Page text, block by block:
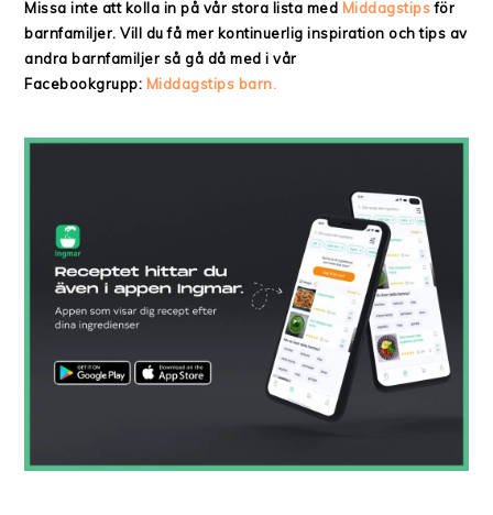
Missa inte att kolla in på vår stora lista med Middagstipsför
barnfamiljer. Vill du få mer kontinuerlig inspiration och tips av
andra barnfamiljer så gå då med i vår
Facebookgrupp: Middagstips barn.